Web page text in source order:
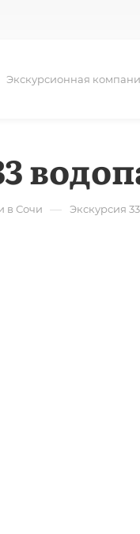
Экскурсионная
в Сочи — Экскурсия